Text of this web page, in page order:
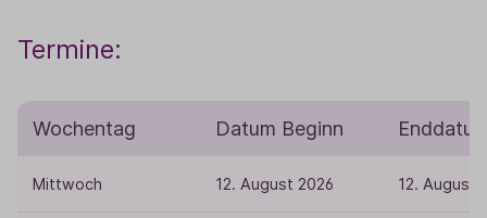
Termine:
Wochentag Datum Beginn
Mittwoch 12. August 2026 12. August